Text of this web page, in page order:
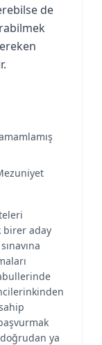
de
birer aday
sınavına
ya